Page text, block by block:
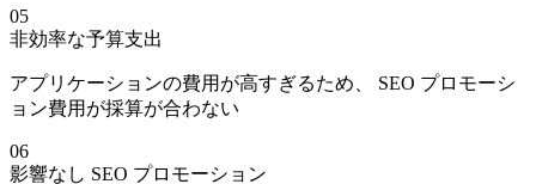
05
非効率な予算支出
アプリケーションの費用が高すぎるため、 SEO プロモーシ
ョン費用が採算が合わない
06
影響なし SEO プロモーション